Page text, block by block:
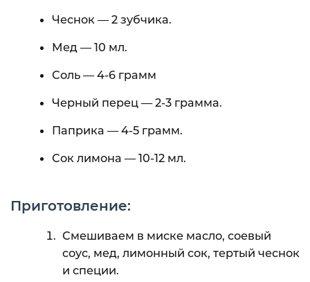
Чеснок — 2 зубчика.
Мед — 10 мл.
Соль — 4-6 грамм
Черный перец — 2-3 грамма.
Паприка — 4-5 грамм.
Сок лимона — 10-12 мл.
Приготовление:
Смешиваем в миске масло, соевый
соус, мед, лимонный сок, тертый чеснок
и специи.